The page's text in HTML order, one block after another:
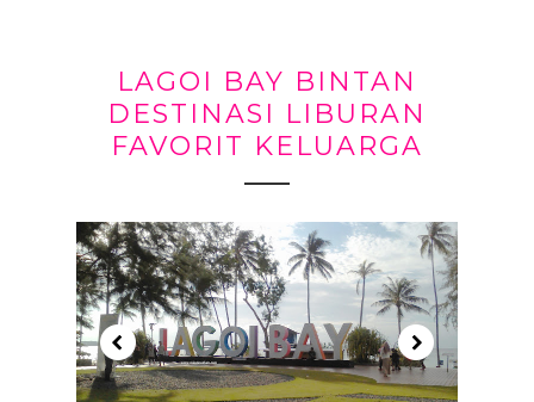
LAGOI BAY BINTAN
DESTINASI LIBURAN
FAVORIT KELUARGA